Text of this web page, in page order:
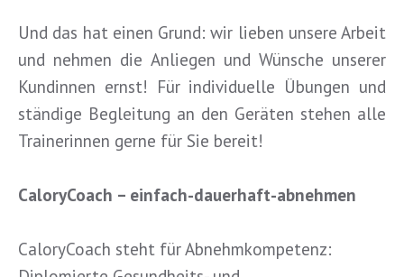
Und das hat einen Grund: wir lieben unsere Arbeit
und nehmen die Anliegen und Wünsche unserer
Kundinnen ernst! Für individuelle Übungen und
ständige Begleitung an den Geräten stehen alle
Trainerinnen gerne für Sie bereit!
CaloryCoach – einfach-dauerhaft-abnehmen
CaloryCoach steht für Abnehmkompetenz: